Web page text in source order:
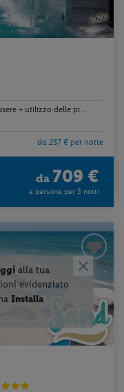
+ utilizzo delle pi...
da 237 € per notte
da 709 €
a persona per 3 notti